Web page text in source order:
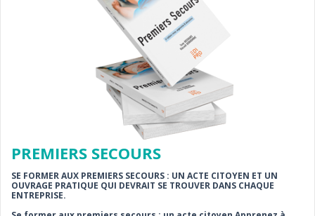
PREMIERS SECOURS
SE FORMER AUX PREMIERS SECOURS : UN ACTE CITOYEN ET UN
OUVRAGE PRATIQUE QUI DEVRAIT SE TROUVER DANS CHAQUE
ENTREPRISE.